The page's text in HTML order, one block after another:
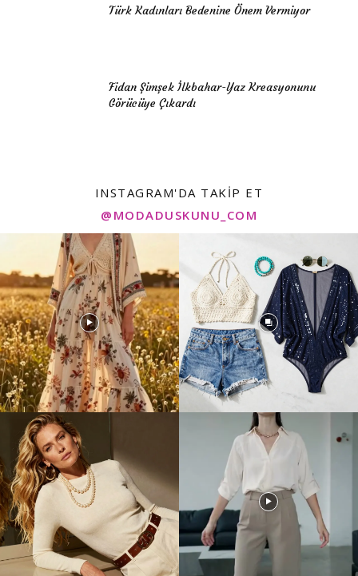
Türk Kadınları Bedenine Önem Vermiyor
Fidan Şimşek İlkbahar-Yaz Kreasyonunu
Görücüye Çıkardı
INSTAGRAM'DA TAKIP ET
@MODADUSKUNU_COM